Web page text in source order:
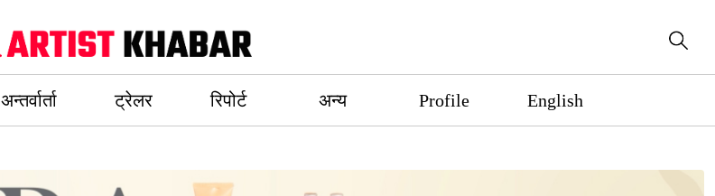
अन्तर्वार्ता ट्रेलर रिपोर्ट अन्य Profile English